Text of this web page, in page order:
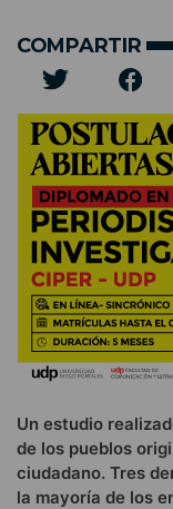
COMPARTIR
Un estudio
de los pueblos
ciudadano. Tres
la mayoría de los